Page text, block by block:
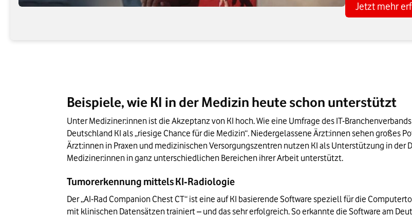
Jetzt mehr
Beispiele, wie KI in der Medizin heute schon unterstützt
Unter Mediziner:innen ist die Akzeptanz von KI hoch. Wie eine Umfrage des IT-
Deutschland KI als „riesige Chance für die Medizin“. Niedergelassene Ärzt:innen sehen großes
Ärzt:innen in Praxen und medizinischen Versorgungszentren nutzen KI als Unterstützung in der
Mediziner:innen in ganz unterschiedlichen Bereichen ihrer Arbeit unterstützt.
Tumorerkennung mittels KI‑Radiologie
Der „AI-Rad Companion Chest CT“ ist eine auf KI basierende Software speziell für die
mit klinischen Datensätzen trainiert – und das sehr erfolgreich. So erkannte die Software am